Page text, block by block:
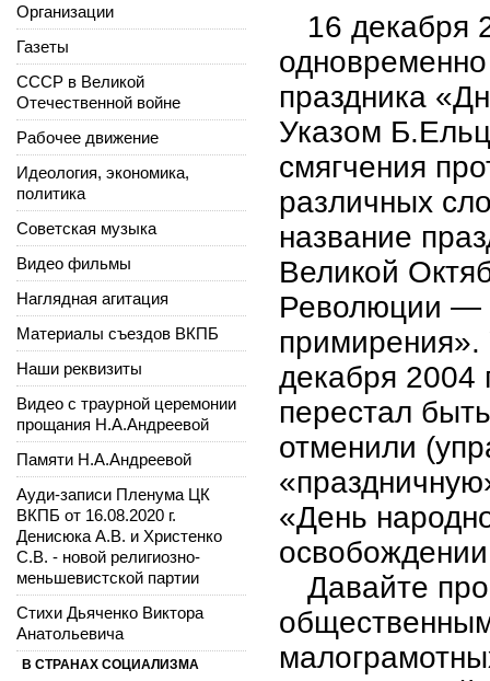
16 декабря
праздника
Указом
смягчения
различных
название
Великой
Революции —
примирения».
декабря 2004
перестал
отменили
«День
Давайте
Организации
Газеты
СССР в Великой
Отечественной войне
Рабочее движение
Идеология, экономика,
политика
Советская музыка
Видео фильмы
Наглядная агитация
Материалы съездов ВКПБ
Наши реквизиты
Видео с траурной церемонии
прощания Н.А.Андреевой
Памяти Н.А.Андреевой
Ауди-записи Пленума ЦК
ВКПБ от 16.08.2020 г.
Денисюка А.В. и Христенко
С.В. - новой религиозно-
меньшевистской партии
Стихи Дьяченко Виктора
Анатольевича
В СТРАНАХ СОЦИАЛИЗМА